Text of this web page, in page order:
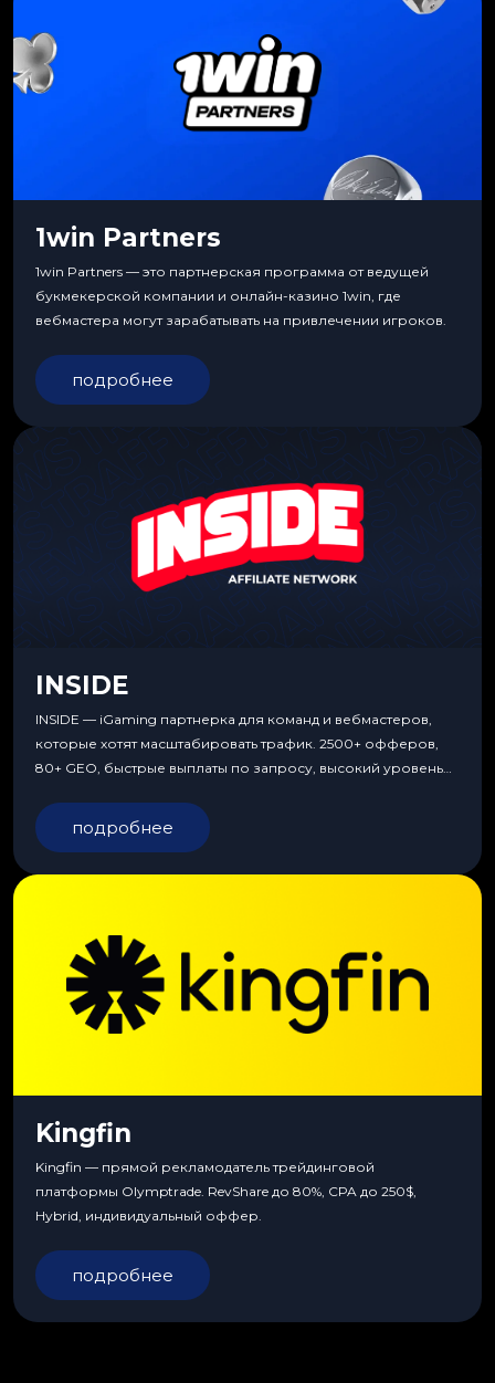
1win Partners
1win Partners — это партнерская программа от ведущей
букмекерской компании и онлайн-казино 1win, где
вебмастера могут зарабатывать на привлечении игроков.
подробнее
INSIDE
INSIDE — iGaming партнерка для команд и вебмастеров,
которые хотят масштабировать трафик. 2500+ офферов,
80+ GEO, быстрые выплаты по запросу, высокий уровень
подробнее
Kingfin
Kingfin — прямой рекламодатель трейдинговой
платформы Olymptrade. RevShare до 80%, CPA до 250$,
Hybrid, индивидуальный оффер.
подробнее